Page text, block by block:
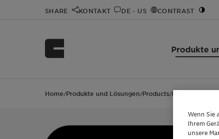
SHARE KONTAKT DE - US CONTRAST
Produkte
Home/Produkte und Lösungen/Products/POLYGLYKOL
Wenn Sie
Ihrem
unsere